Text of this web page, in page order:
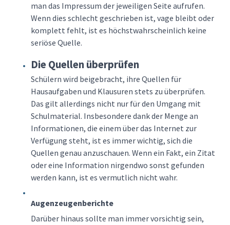
man das Impressum der jeweiligen Seite aufrufen.
Wenn dies schlecht geschrieben ist, vage bleibt oder
komplett fehlt, ist es höchstwahrscheinlich keine
seriöse Quelle.
Die Quellen überprüfen
Schülern wird beigebracht, ihre Quellen für
Hausaufgaben und Klausuren stets zu überprüfen.
Das gilt allerdings nicht nur für den Umgang mit
Schulmaterial. Insbesondere dank der Menge an
Informationen, die einem über das Internet zur
Verfügung steht, ist es immer wichtig, sich die
Quellen genau anzuschauen. Wenn ein Fakt, ein Zitat
oder eine Information nirgendwo sonst gefunden
werden kann, ist es vermutlich nicht wahr.
Augenzeugenberichte
Darüber hinaus sollte man immer vorsichtig sein,